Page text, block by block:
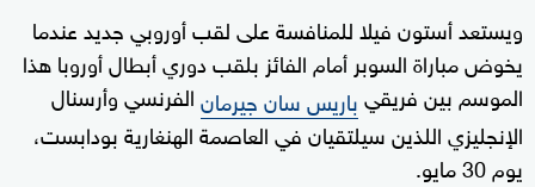
ويستعد أستون فيلا للمنافسة على لقب أوروبي جديد عندما
يخوض مباراة السوبر أمام الفائز بلقب دوري أبطال أوروبا هذا
الموسم بين فريقيباريس سان جيرمانالفرنسي وأرسنال
الإنجليزي اللذين سيلتقيان في العاصمة الهنغارية بودابست،
يوم 30 مايو.